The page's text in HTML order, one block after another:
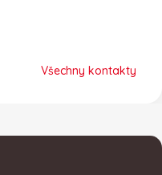
Všechny kontakty